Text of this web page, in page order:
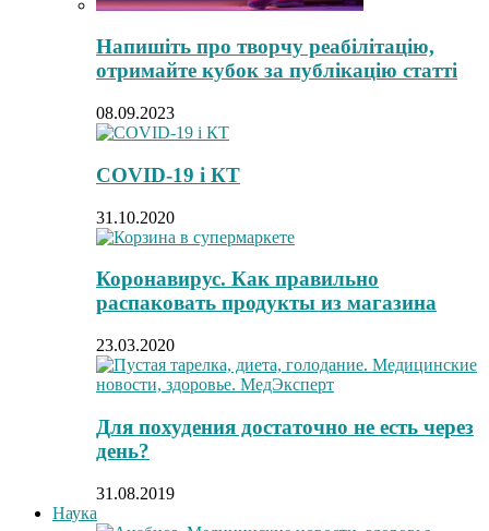
Напишіть про творчу реабілітацію,
отримайте кубок за публікацію статті
08.09.2023
COVID-19 і КТ
31.10.2020
Коронавирус. Как правильно
распаковать продукты из магазина
23.03.2020
Для похудения достаточно не есть через
день?
31.08.2019
Наука